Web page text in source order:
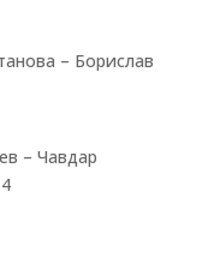
– Борислав
– Чавдар